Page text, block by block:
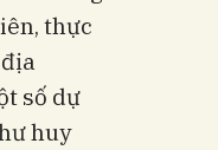
thực
số dự
huy